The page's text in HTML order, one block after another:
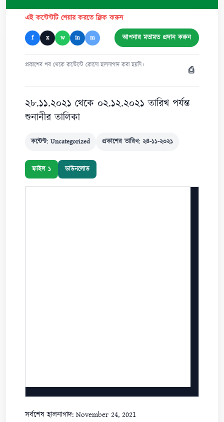
এই কন্টেন্টটি শেয়ার করতে ক্লিক করুন
f x w in m আপনার মতামত প্রদান করুন
প্রকাশের পর থেকে কন্টেন্টে কোনো হালনাগাদ করা হয়নি। ⎙
২৮.১১.২০২১ থেকে ০২.১২.২০২১ তারিখ পর্যন্ত
শুনানীর তালিকা
কন্টেন্ট: Uncategorized প্রকাশের তারিখ: ২৪-১১-২০২১
ফাইল ১ ডাউনলোড
সর্বশেষ হালনাগাদ: November 24, 2021